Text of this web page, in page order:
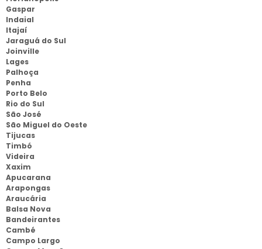
Gaspar
Indaial
Itajaí
Jaraguá do Sul
Joinville
Lages
Palhoça
Penha
Porto Belo
Rio do Sul
São José
São Miguel do Oeste
Tijucas
Timbó
Videira
Xaxim
Apucarana
Arapongas
Araucária
Balsa Nova
Bandeirantes
Cambé
Campo Largo